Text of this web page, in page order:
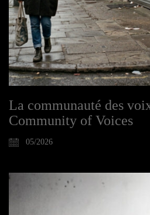
La communauté des
Community of Voices
05/2026